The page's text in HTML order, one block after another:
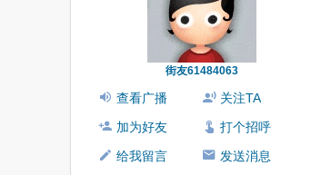
街友61484063
查看广播
关注TA
加为好友
打个招呼
给我留言
发送消息